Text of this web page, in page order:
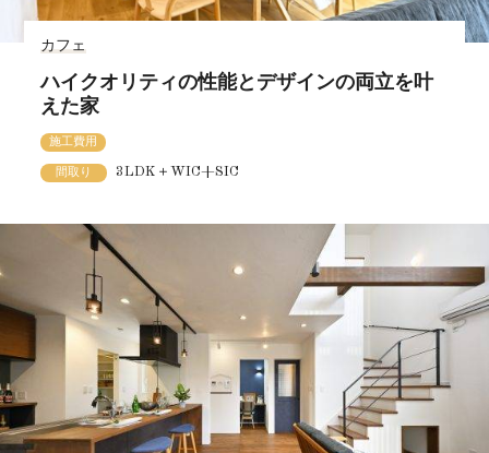
カフェ
ハイクオリティの性能とデザインの両立を叶
えた家
施工費用
間取り 3LDK＋WIC+SIC